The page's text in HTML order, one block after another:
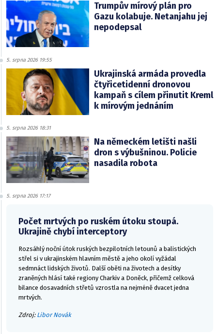
Trumpův mírový plán pro
Gazu kolabuje. Netanjahu jej
nepodepsal
5. srpna 2026 19:55
Ukrajinská armáda provedla
čtyřicetidenní dronovou
kampaň s cílem přinutit Kreml
k mírovým jednáním
5. srpna 2026 18:31
Na německém letišti našli
dron s výbušninou. Policie
nasadila robota
5. srpna 2026 17:17
Počet mrtvých po ruském útoku stoupá.
Ukrajině chybí interceptory
Rozsáhlý noční útok ruských bezpilotních letounů a balistických
střel si v ukrajinském hlavním městě a jeho okolí vyžádal
sedmnáct lidských životů. Další oběti na životech a desítky
zraněných hlásí také regiony Charkiv a Doněck, přičemž celková
bilance dosavadních střetů vzrostla na nejméně dvacet jedna
mrtvých.
Zdroj: Libor Novák